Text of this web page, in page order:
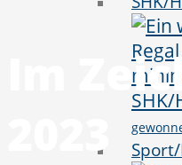
SHK/
Im
2023